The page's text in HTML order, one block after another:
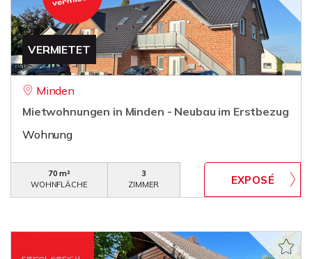
VERMIETET
Minden
Mietwohnungen in Minden - Neubau im Erstbezug
Wohnung
70 m²
WOHNFLÄCHE
3
ZIMMER